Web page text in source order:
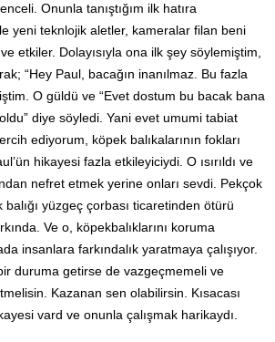
Onunla tanıştığım ilk hatıra
yeni teknlojik aletler, kameralar filan beni
etkiler. Dolayısıyla ona ilk şey söylemiştim,
“Hey Paul, bacağın inanılmaz. Bu fazla
O güldü ve “Evet dostum bu bacak bana
diye söyledi. Yani evet umumi tabiat
ediyorum, köpek balıkalarının fokları
hikayesi fazla etkileyiciydi. O ısırıldı ve
nefret etmek yerine onları sevdi. Pekçok
balığı yüzgeç çorbası ticaretinden ötürü
Ve o, köpekbalıklarını koruma
insanlara farkındalık yaratmaya çalışıyor.
duruma getirse de vazgeçmemeli ve
Kazanan sen olabilirsin. Kısacası
vard ve onunla çalışmak harikaydı.